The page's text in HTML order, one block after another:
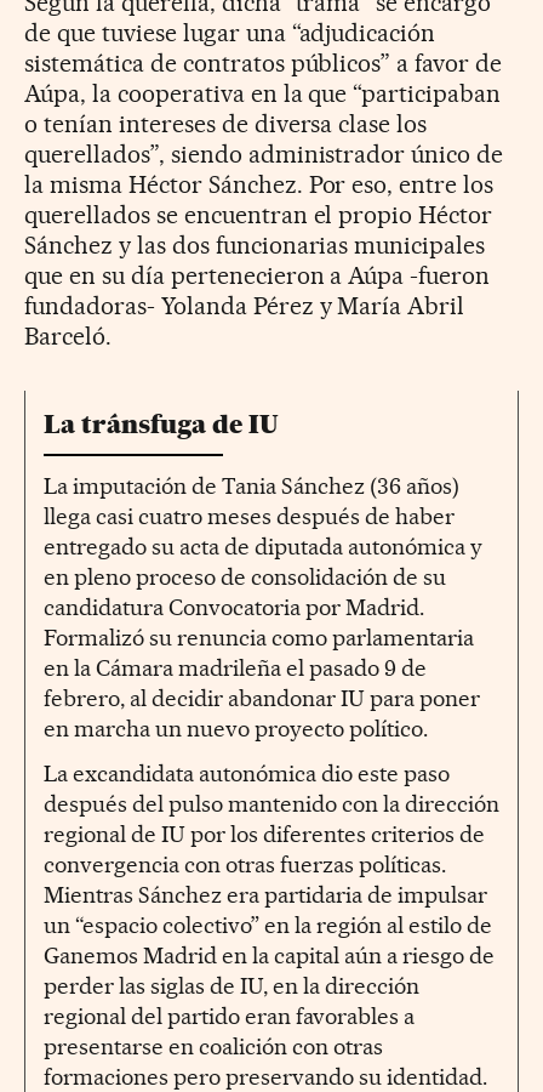
de que tuviese lugar una “adjudicación
sistemática de contratos públicos” a favor de
Aúpa, la cooperativa en la que “participaban
o tenían intereses de diversa clase los
querellados”, siendo administrador único de
la misma Héctor Sánchez. Por eso, entre los
querellados se encuentran el propio Héctor
Sánchez y las dos funcionarias municipales
que en su día pertenecieron a Aúpa -fueron
fundadoras- Yolanda Pérez y María Abril
Barceló.
La tránsfuga de IU
La imputación de Tania Sánchez (36 años)
llega casi cuatro meses después de haber
entregado su acta de diputada autonómica y
en pleno proceso de consolidación de su
candidatura Convocatoria por Madrid.
Formalizó su renuncia como parlamentaria
en la Cámara madrileña el pasado 9 de
febrero, al decidir abandonar IU para poner
en marcha un nuevo proyecto político.
La excandidata autonómica dio este paso
después del pulso mantenido con la dirección
regional de IU por los diferentes criterios de
convergencia con otras fuerzas políticas.
Mientras Sánchez era partidaria de impulsar
un “espacio colectivo” en la región al estilo de
Ganemos Madrid en la capital aún a riesgo de
perder las siglas de IU, en la dirección
regional del partido eran favorables a
presentarse en coalición con otras
formaciones pero preservando su identidad.